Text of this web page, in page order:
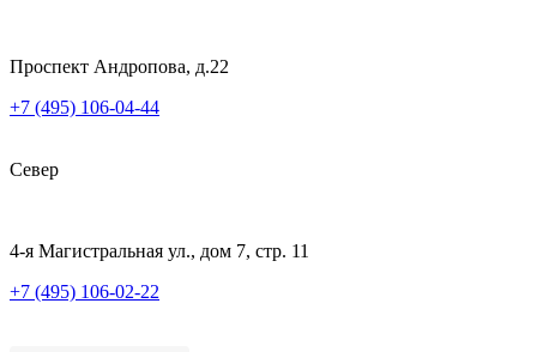
Проспект Андропова, д.22
+7 (495) 106-04-44
Север
4-я Магистральная ул., дом 7, стр. 11
+7 (495) 106-02-22